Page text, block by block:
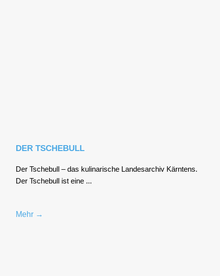
DER TSCHEBULL
Der Tsche­bull – das kuli­na­ri­sche Lan­des­ar­chiv Kärn­tens.
Der Tsche­bull ist eine ...
Mehr →